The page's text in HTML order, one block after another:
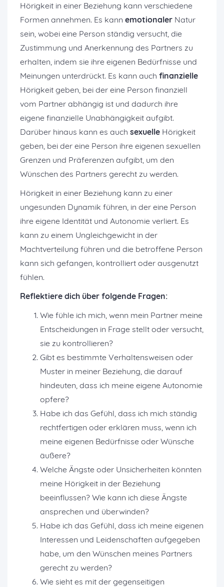
Hörigkeit in einer Beziehung kann verschiedene
Formen annehmen. Es kann emotionaler Natur
sein, wobei eine Person ständig versucht, die
Zustimmung und Anerkennung des Partners zu
erhalten, indem sie ihre eigenen Bedürfnisse und
Meinungen unterdrückt. Es kann auch finanzielle
Hörigkeit geben, bei der eine Person finanziell
vom Partner abhängig ist und dadurch ihre
eigene finanzielle Unabhängigkeit aufgibt.
Darüber hinaus kann es auch sexuelle Hörigkeit
geben, bei der eine Person ihre eigenen sexuellen
Grenzen und Präferenzen aufgibt, um den
Wünschen des Partners gerecht zu werden.
Hörigkeit in einer Beziehung kann zu einer
ungesunden Dynamik führen, in der eine Person
ihre eigene Identität und Autonomie verliert. Es
kann zu einem Ungleichgewicht in der
Machtverteilung führen und die betroffene Person
kann sich gefangen, kontrolliert oder ausgenutzt
fühlen.
Reflektiere dich über folgende Fragen:
Wie fühle ich mich, wenn mein Partner meine
Entscheidungen in Frage stellt oder versucht,
sie zu kontrollieren?
Gibt es bestimmte Verhaltensweisen oder
Muster in meiner Beziehung, die darauf
hindeuten, dass ich meine eigene Autonomie
opfere?
Habe ich das Gefühl, dass ich mich ständig
rechtfertigen oder erklären muss, wenn ich
meine eigenen Bedürfnisse oder Wünsche
äußere?
Welche Ängste oder Unsicherheiten könnten
meine Hörigkeit in der Beziehung
beeinflussen? Wie kann ich diese Ängste
ansprechen und überwinden?
Habe ich das Gefühl, dass ich meine eigenen
Interessen und Leidenschaften aufgegeben
habe, um den Wünschen meines Partners
gerecht zu werden?
Wie sieht es mit der gegenseitigen